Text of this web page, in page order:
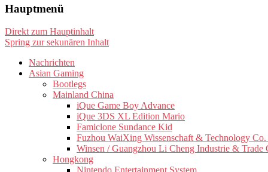
Hauptmenü
Direkt zum Hauptinhalt
Spring zur sekunären Inhalt
Nachrichten
Asian Gaming
Bootlegs
Mainland China
iQue Game Boy Advance
iQue 3DS XL Edition Mario
Famiclone Sundance Kid
Fuzhou WaiXing Wissenschaft & Technology
Winsen / Guangzhou Li Cheng Industrie & Trade
Hongkong